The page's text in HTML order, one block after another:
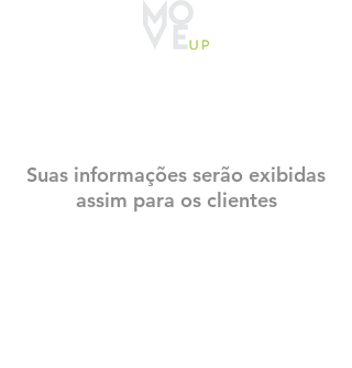
Suas informações serão exibidas
assim para os clientes